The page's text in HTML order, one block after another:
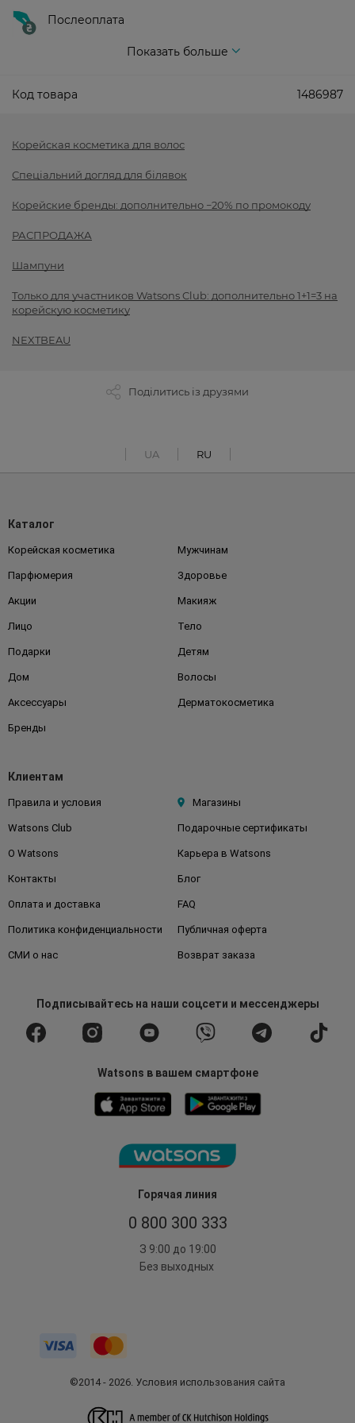
Послеоплата
Показать больше
Код товара 1486987
Корейская косметика для волос
Спеціальний догляд для білявок
Корейские бренды: дополнительно −20% по промокоду
РАСПРОДАЖА
Шампуни
Только для участников Watsons Club: дополнительно 1+1=3 на
корейскую косметику
NEXTBEAU
Поділитись із друзями
UA RU
Горячая линия
0 800 300 333
З 9:00 до 19:00
Без выходных
Каталог
Корейская косметика Мужчинам
Парфюмерия Здоровье
Акции Макияж
Лицо Тело
Подарки Детям
Дом Волосы
Аксессуары Дерматокосметика
Бренды
Клиентам
Правила и условия Магазины
Watsons Club Подарочные сертификаты
О Watsons Карьера в Watsons
Контакты Блог
Оплата и доставка FAQ
Политика конфиденциальности Публичная оферта
СМИ о нас Возврат заказа
Подписывайтесьна наши соцсети и мессенджеры
Watsons в вашем смартфоне
©2014 - 2026. Условия использования сайта